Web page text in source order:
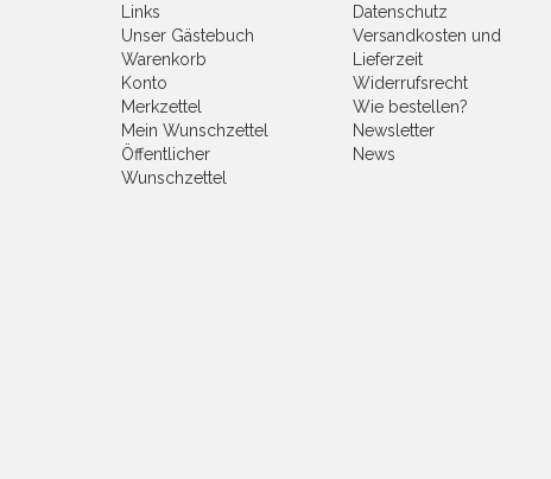
Links
Unser Gästebuch
Warenkorb
Konto
Merkzettel
Mein Wunschzettel
Öffentlicher
Wunschzettel
Datenschutz
Versandkosten und
Lieferzeit
Widerrufsrecht
Wie bestellen?
Newsletter
News